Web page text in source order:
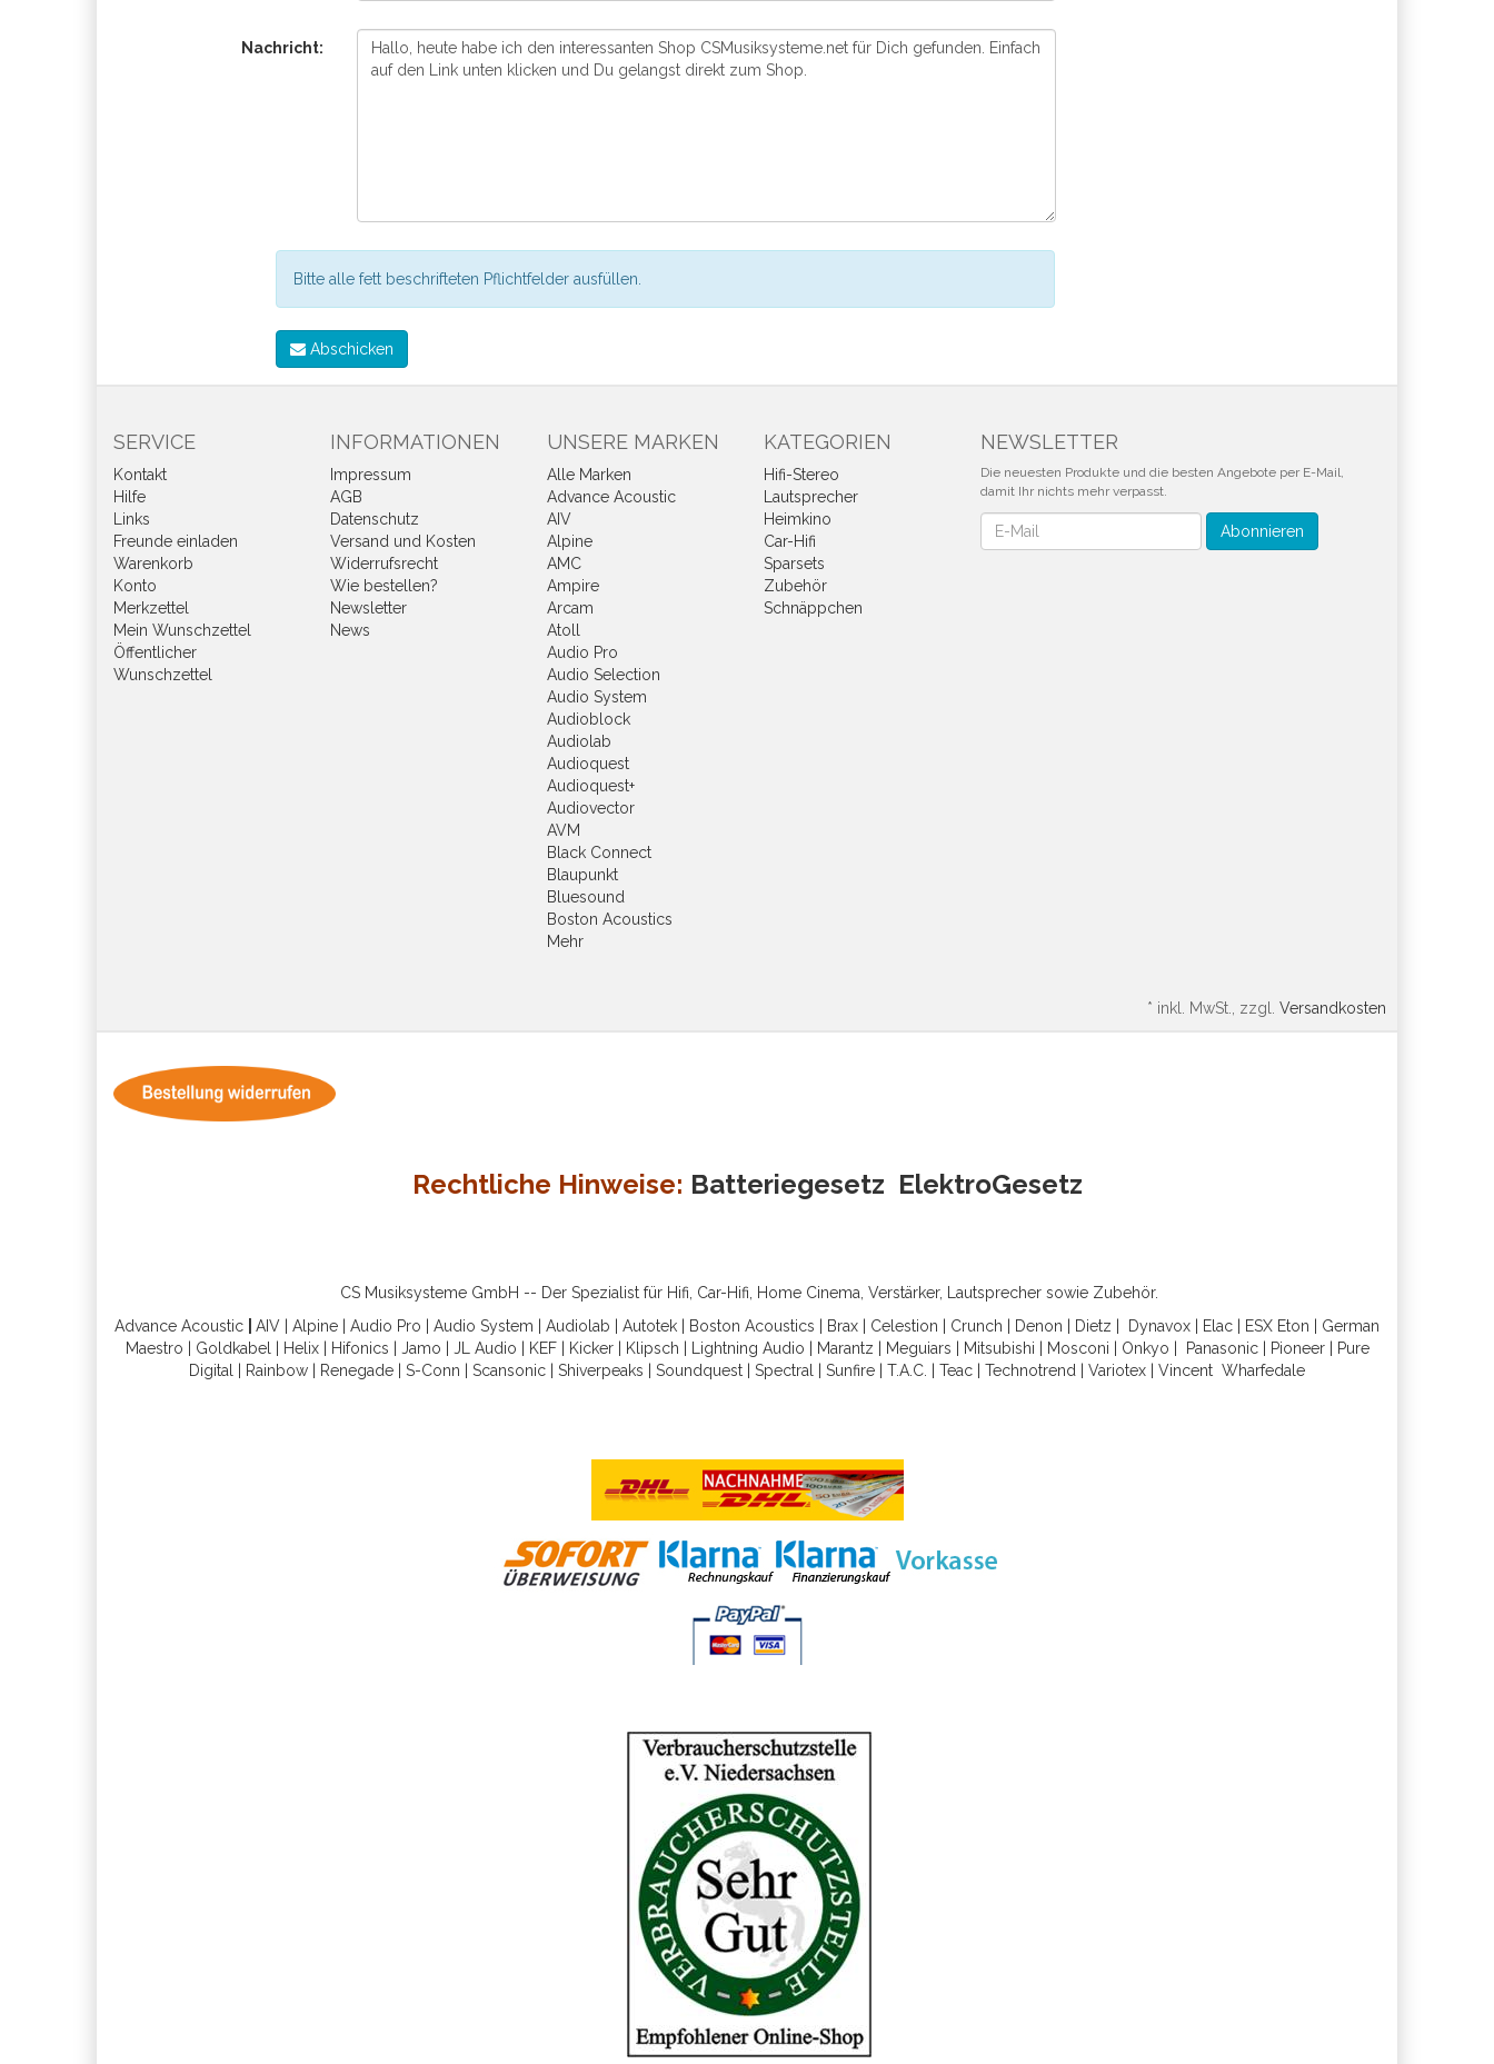
Nachricht:
Bitte alle fett beschrifteten Pflichtfelder ausfüllen.
Abschicken
SERVICE
Kontakt
Hilfe
Links
Freunde einladen
Warenkorb
Konto
Merkzettel
Mein Wunschzettel
Öffentlicher
Wunschzettel
INFORMATIONEN
Impressum
AGB
Datenschutz
Versand und Kosten
Widerrufsrecht
Wie bestellen?
Newsletter
News
UNSERE MARKEN
Alle Marken
Advance Acoustic
AIV
Alpine
AMC
Ampire
Arcam
Atoll
Audio Pro
Audio Selection
Audio System
Audioblock
Audiolab
Audioquest
Audioquest+
Audiovector
AVM
Black Connect
Blaupunkt
Bluesound
Boston Acoustics
Mehr
KATEGORIEN
Hifi-Stereo
Lautsprecher
Heimkino
Car-Hifi
Sparsets
Zubehör
Schnäppchen
NEWSLETTER
Die neuesten Produkte und die besten Angebote per E-Mail,
damit Ihr nichts mehr verpasst.
Newsletter Abonnieren
* inkl. MwSt., zzgl. Versandkosten
Rechtliche Hinweise: Batteriegesetz ElektroGesetz
CS Musiksysteme GmbH -- Der Spezialist für Hifi, Car-Hifi, Home Cinema, Verstärker, Lautsprecher sowie Zubehör.
Advance Acoustic
AIV Alpine Audio Pro Audio System Audiolab Autotek Boston Acoustics Brax Celestion Crunch Denon Dietz Dynavox Elac ESX Eton
German
Maestro
Goldkabel Helix| Hifonics Jamo JL Audio KEF| Kicker| Klipsch Lightning Audio Marantz Meguiars Mitsubishi Mosconi Onkyo Panasonic| Pioneer|
Pure
Digital
Rainbow Renegade S-Conn Scansonic Shiverpeaks Soundquest Spectral Sunfire T.A.C. Teac Technotrend Variotex Vincent Wharfedal e